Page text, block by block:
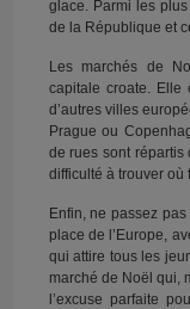
glace. Parmi les
de la République et
Les marchés de
capitale croate. Elle
d’autres villes
Prague ou
de rues sont répartis
difficulté à trouver où
Enfin, ne passez
place de l’Europe,
qui attire tous les
marché de Noël qui,
l’excuse parfaite